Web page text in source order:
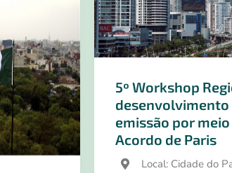
5º Workshop
desenvolvimento
emissão por
Acordo de Paris
Local: Cidade do